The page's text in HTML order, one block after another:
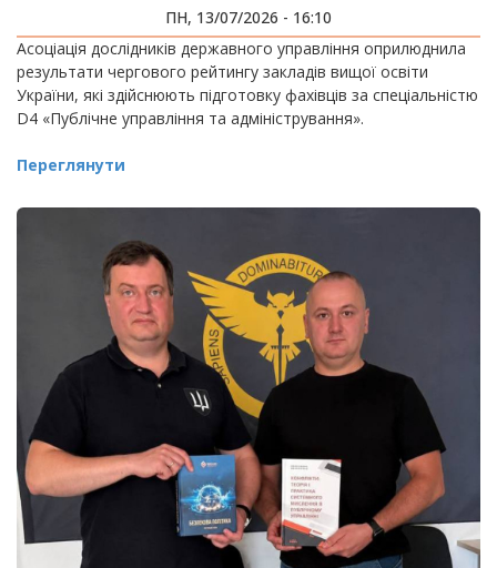
«ПУБЛІЧНЕ УПРАВЛІННЯ ТА АДМІНІСТРУВАННЯ»
ПН, 13/07/2026 - 16:10
Асоціація дослідників державного управління оприлюднила
результати чергового рейтингу закладів вищої освіти
України, які здійснюють підготовку фахівців за спеціальністю
D4 «Публічне управління та адміністрування».
Переглянути